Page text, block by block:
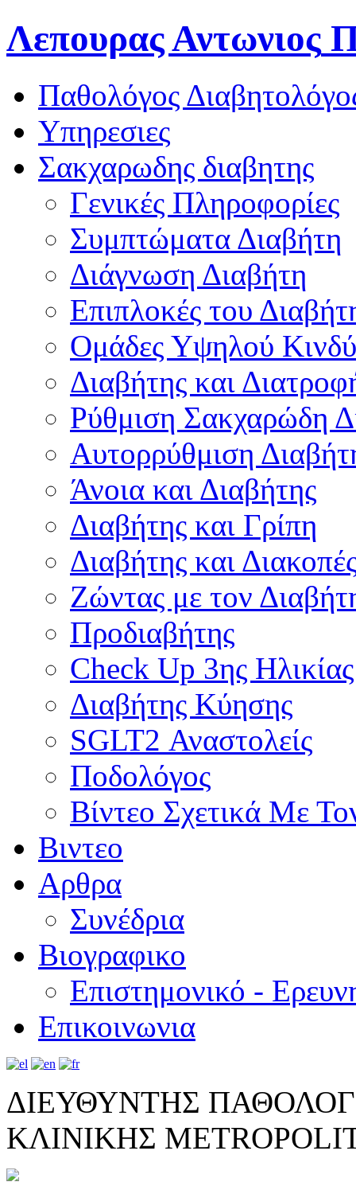
Λεπουρας Αντωνιος
Παθολόγος
Υπηρεσιες
Σακχαρωδης διαβητης
Γενικές Πληροφορίες
Συμπτώματα Διαβήτη
Διάγνωση Διαβήτη
Επιπλοκές του
Oμάδες Υψηλού
Διαβήτης και
Ρύθμιση Σακχαρώδη
Αυτορρύθμιση
Άνοια και Διαβήτης
Διαβήτης και Γρίπη
Διαβήτης και
Ζώντας με τον
Προδιαβήτης
Check Up 3ης Ηλικίας
Διαβήτης Κύησης
SGLT2 Αναστολείς
Ποδολόγος
Βίντεο Σχετικά Με
Βιντεο
Αρθρα
Συνέδρια
Βιογραφικο
Επιστημονικό -
Επικοινωνια
ΔΙΕΥΘΥΝΤΗΣ
ΚΛΙΝΙΚΗΣ